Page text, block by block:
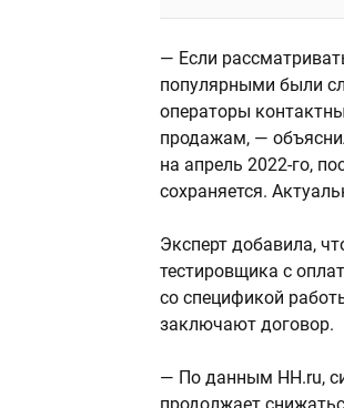
— Если
популярными были
операторы
продажам, —
на апрель 2022-го,
сохраняется.
Эксперт добавила,
тестировщика с
со спецификой
заключают договор.
— По данным HH.ru,